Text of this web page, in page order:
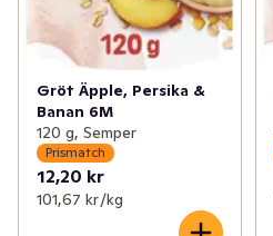
Gröt Äpple, Persika &
Banan 6M
120 g, Semper
Prismatch
12,20 kr
101,67 kr /kg